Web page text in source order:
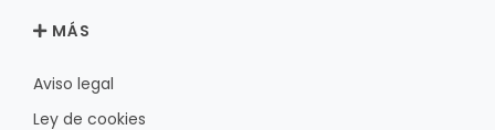
MÁS
Aviso legal
Ley de cookies